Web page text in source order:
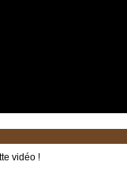
vidéo !